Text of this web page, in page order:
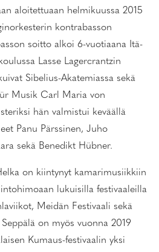
aloitettuaan helmikuussa 2015
kontrabasson
soitto alkoi 6-vuotiaana Itä-
Lasse Lagercrantzin
Sibelius-Akatemiassa sekä
Musik Carl Maria von
hän valmistui keväällä
Panu Pärssinen, Juho
sekä Benedikt Hübner.
on kiintynyt kamarimusiikkiin
lukuisilla festivaaleilla
Meidän Festivaali sekä
on myös vuonna 2019
Kumaus-festivaalin yksi